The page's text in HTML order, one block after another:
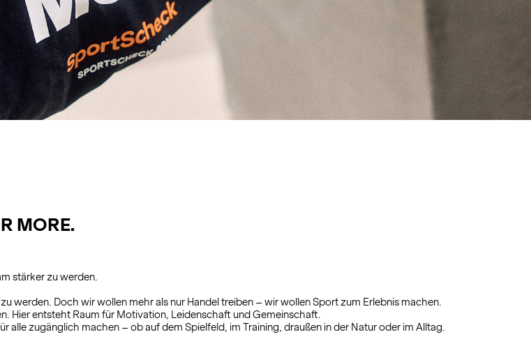
MORE.
stärker zu werden.
werden. Doch wir wollen mehr als nur Handel treiben – wir wollen Sport zum Erlebnis machen.
Hier entsteht Raum für Motivation, Leidenschaft und Gemeinschaft.
zugänglich machen – ob auf dem Spielfeld, im Training, draußen in der Natur oder im Alltag.